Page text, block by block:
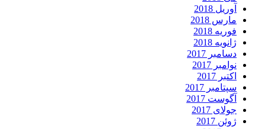
آوریل 2018
مارس 2018
فوریه 2018
ژانویه 2018
دسامبر 2017
نوامبر 2017
اکتبر 2017
سپتامبر 2017
آگوست 2017
جولای 2017
ژوئن 2017